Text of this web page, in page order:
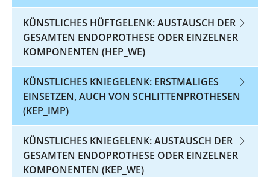
KÜNSTLICHES HÜFTGELENK: AUSTAUSCH DER
GESAMTEN ENDOPROTHESE ODER EINZELNER
KOMPONENTEN (HEP_WE)
KÜNSTLICHES KNIEGELENK: ERSTMALIGES
EINSETZEN, AUCH VON SCHLITTENPROTHESEN
(KEP_IMP)
KÜNSTLICHES KNIEGELENK: AUSTAUSCH DER
GESAMTEN ENDOPROTHESE ODER EINZELNER
KOMPONENTEN (KEP_WE)